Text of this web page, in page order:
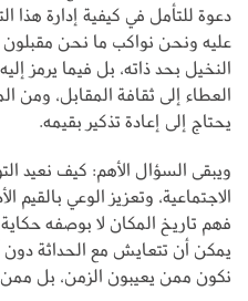
دعوة للتأمل في كيفية إدارة هذا
عليه ونحن نواكب ما نحن مقبلون
النخيل بحد ذاته، بل فيما يرمز
العطاء إلى ثقافة المقابل، ومن
يحتاج إلى إعادة تذكير بقيمه.
ويبقى السؤال الأهم: كيف نعيد
الاجتماعية، وتعزيز الوعي بالقيم
فهم تاريخ المكان لا بوصفه
يمكن أن تتعايش مع الحداثة
نكون ممن يعيبون الزمن، بل